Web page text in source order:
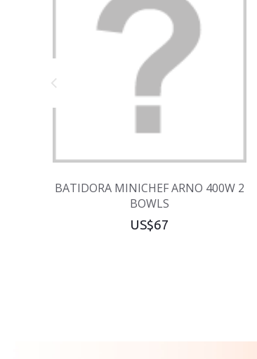
BATIDORA MINICHEF ARNO 400W 2
BOWLS
US$67